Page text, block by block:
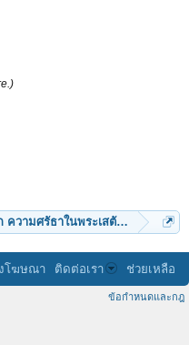
ความศรัธาในพระเสตังคมณี
โฆษณา ติดต่อเรา ช่วยเหลือ
ข้อกำหนดและกฎ